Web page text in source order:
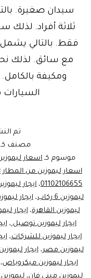
سيدان صغيرة.
فقط. بالتالي
ومكيفة
تم
مصنف
موسوم كـ اسعار ليموزين
اسعار ليموزين من المطار
01102106655، ايجار ليموزين 13
ليموزين 6 ركاب
، ايجار ليموزين 7
ليموزين القاهرة، ايجار
ايجار ليموزين توصيل.،
ايجار ليموزين للشركات،
ليموزين مصر،ايجار
ايجار ليموزين ميكروباص،
ليموزين ميني فان، ليموزين